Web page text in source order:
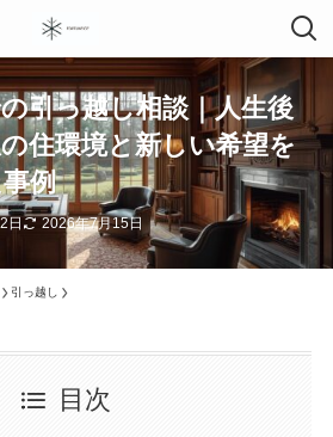
引っ越し相談｜人生後
住環境と新しい希望を
例
日 2026年7月15日
引っ越し
目次